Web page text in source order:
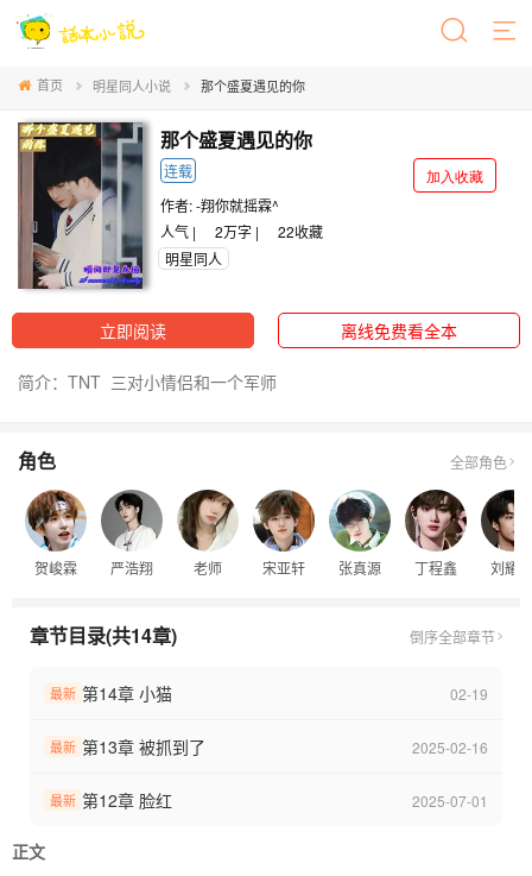
首页 明星同人小说 那个盛夏遇见的你
那个盛夏遇见的你
连载
加入收藏
作者:-翔你就摇霖^
人气 |
2万字 | 22收藏
明星同人
立即阅读 离线免费看全本
简介：TNT 三对小情侣和一个军师
角色 全部角色
贺峻霖 严浩翔 老师 宋亚轩 张真源 丁程鑫 刘耀文
章节目录(共14章) 倒序全部章节
最新 第14章 小猫 02-19
最新 第13章 被抓到了 2025-02-16
最新 第12章 脸红 2025-07-01
正文